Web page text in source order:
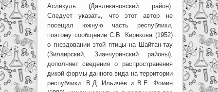
Асликуль (Давлекановский район).
Следует указать, что этот автор не
посещал южную часть республики,
поэтому сообщение С.В. Кирикова (1952)
о гнездовании этой птицы на Шайтан-тау
(Зилаирский, Зианчуринский районы),
дополняет сведения о распространения
дикой формы данного вида на территории
республики. В.Д. Ильичёв и В.Е. Фомин